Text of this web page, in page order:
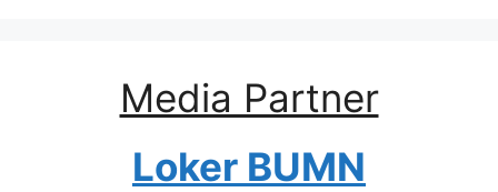
Media Partner
Loker BUMN